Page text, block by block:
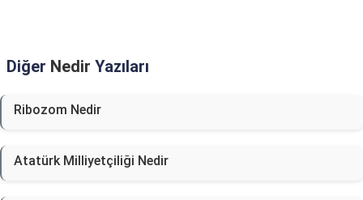
Diğer Nedir Yazıları
Ribozom Nedir
Atatürk Milliyetçiliği Nedir